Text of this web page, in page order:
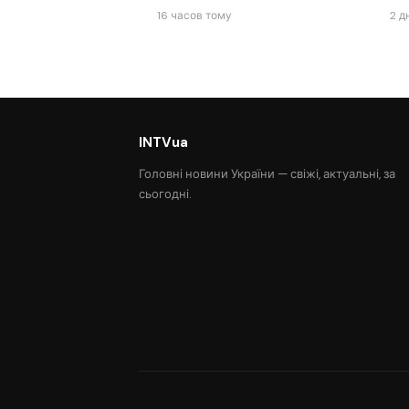
16 часов тому 2
INTVua
Головні новини України — свіжі, актуальні, за
сьогодні.